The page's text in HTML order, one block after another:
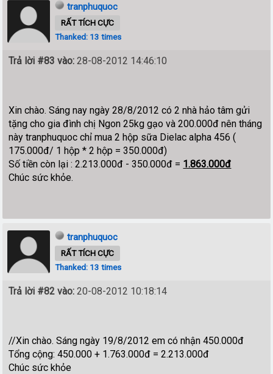
tranphuquoc
RẤT TÍCH CỰC
Thanked: 13 times
Trả lời #83 vào: 28-08-2012 14:46:10
Xin chào. Sáng nay ngày 28/8/2012 có 2 nhà hảo tâm gửi
tặng cho gia đình chị Ngon 25kg gạo và 200.000đ nên tháng
này tranphuquoc chỉ mua 2 hộp sữa Dielac alpha 456 (
175.000đ/ 1 hộp * 2 hộp = 350.000đ)
Số tiền còn lại : 2.213.000đ - 350.000đ = 1.863.000đ
Chúc sức khỏe.
tranphuquoc
RẤT TÍCH CỰC
Thanked: 13 times
Trả lời #82 vào: 20-08-2012 10:18:14
//Xin chào. Sáng ngày 19/8/2012 em có nhận 450.000đ
Tổng cộng: 450.000 + 1.763.000đ = 2.213.000đ
Chúc sức khỏe